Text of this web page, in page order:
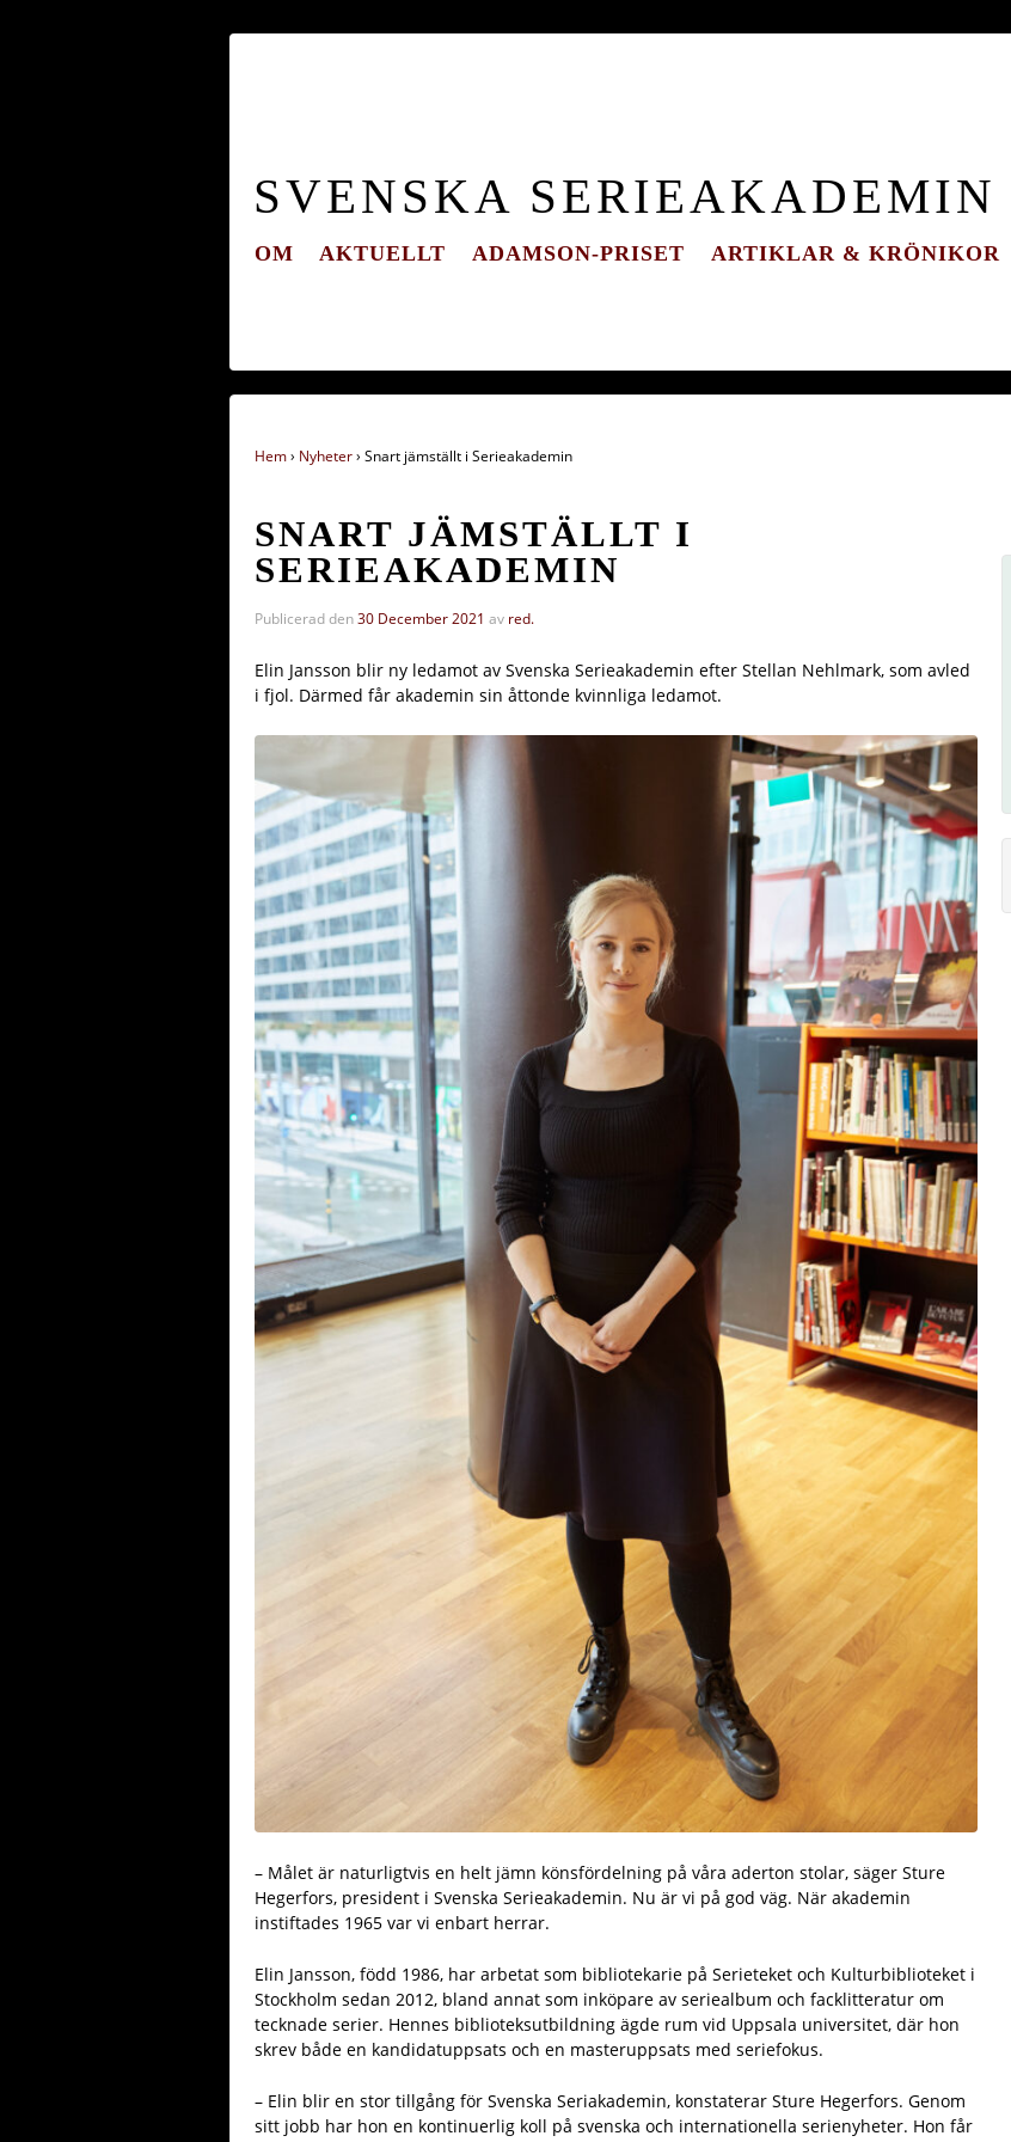
SVENSKA SERIEAKADEMIN
OM AKTUELLT ADAMSON-PRISET ARTIKLAR & KRÖNIKOR
Hem› Nyheter› Snart jämställt i Serieakademin
SNART JÄMSTÄLLT I
SERIEAKADEMIN
Publicerad den30 December 2021 av red.
Elin Jansson blir ny ledamot av Svenska Serieakademin efter Stellan Nehlmark, som avled
i fjol. Därmed får akademin sin åttonde kvinnliga ledamot.
– Målet är naturligtvis en helt jämn könsfördelning på våra aderton stolar, säger Sture
Hegerfors, president i Svenska Serieakademin. Nu är vi på god väg. När akademin
instiftades 1965 var vi enbart herrar.
Elin Jansson, född 1986, har arbetat som bibliotekarie på Serieteket och Kultur­biblioteket i
Stockholm sedan 2012, bland annat som inköpare av seriealbum och facklitteratur om
tecknade serier. Hennes biblioteks­utbildning ägde rum vid Uppsala universitet, där hon
skrev både en kandidatuppsats och en masteruppsats med seriefokus.
– Elin blir en stor tillgång för Svenska Seriakademin, konstaterar Sture Hegerfors. Genom
sitt jobb har hon en kontinuerlig koll på svenska och internationella serienyheter. Hon får